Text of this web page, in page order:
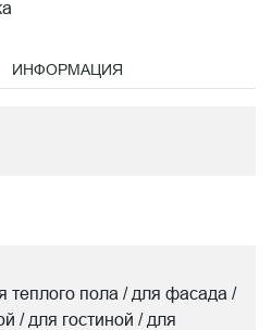
ИНФОРМАЦИЯ
теплого пола / для фасада /
/ для гостиной / для